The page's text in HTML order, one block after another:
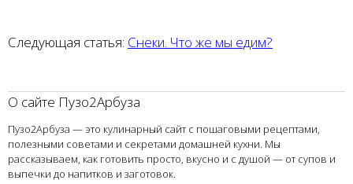
Следующая статья: Снеки. Что же мы едим?
О сайте Пузо2Арбуза
Пузо2Арбуза — это кулинарный сайт с пошаговыми рецептами,
полезными советами и секретами домашней кухни. Мы
рассказываем, как готовить просто, вкусно и с душой — от супов и
выпечки до напитков и заготовок.